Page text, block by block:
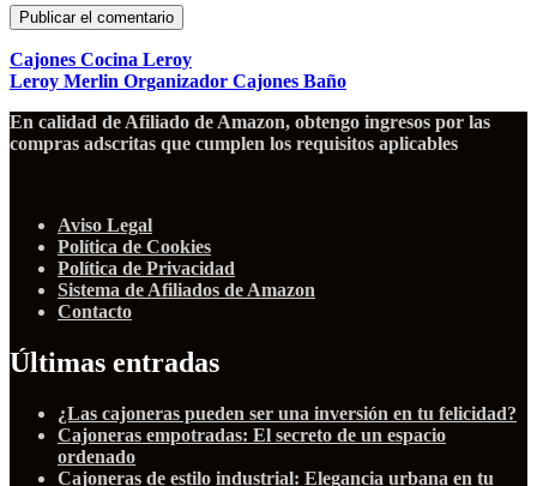
Cajones Cocina Leroy
Leroy Merlin Organizador Cajones Baño
En calidad de Afiliado de Amazon, obtengo ingresos por las
compras adscritas que cumplen los requisitos aplicables
Aviso Legal
Política de Cookies
Política de Privacidad
Sistema de Afiliados de Amazon
Contacto
Últimas entradas
¿Las cajoneras pueden ser una inversión en tu felicidad?
Cajoneras empotradas: El secreto de un espacio
ordenado
Cajoneras de estilo industrial: Elegancia urbana en tu